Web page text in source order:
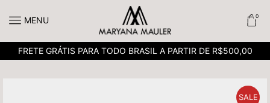
MENU 0
FRETE GRÁTIS PARA TODO BRASIL A PARTIR DE R$500,00
SALE